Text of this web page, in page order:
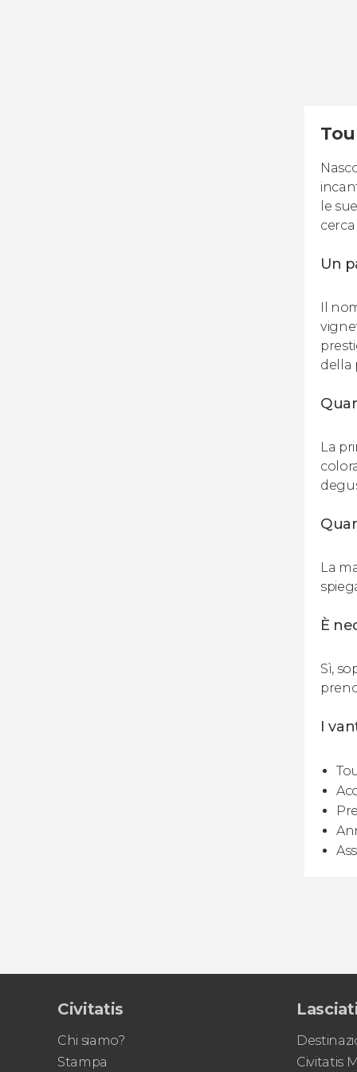
le
Un
Il
della
La
La
È
Sì,
I
Civitatis
Chi siamo?
Stampa
Civitatis